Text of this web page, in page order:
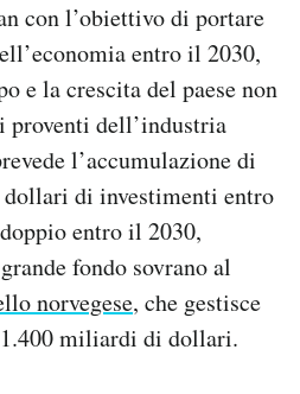
con l’obiettivo di portare
entro il 2030,
e la crescita del paese non
proventi dell’industria
l’accumulazione di
di investimenti entro
entro il 2030,
fondo sovrano al
norvegese, che gestisce
miliardi di dollari.